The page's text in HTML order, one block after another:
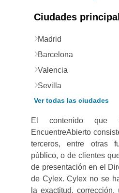
Ciudades
Madrid
Barcelona
Valencia
Sevilla
Ver todas las ciudades
El contenido que
EncuentreAbierto
terceros, entre otras
público, o de clientes
de presentación en el
de Cylex. Cylex no se
la exactitud,